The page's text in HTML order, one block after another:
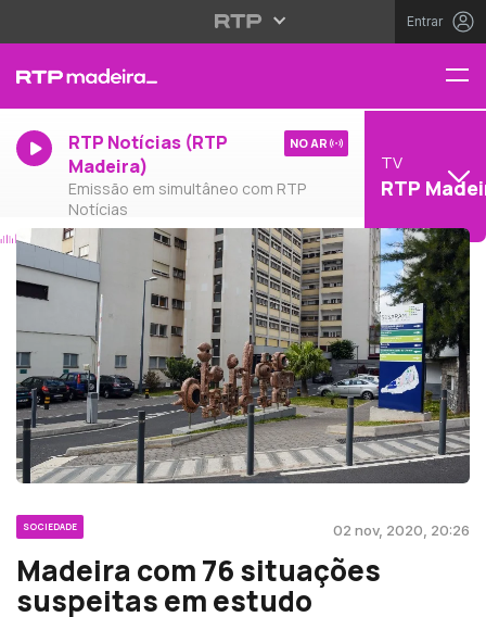
Entrar
RTP Notícias (RTP
Madeira)
Emissão em simultâneo com RTP
Notícias
NO AR
TV
RTP
SOCIEDADE 02 nov, 2020, 20:26
Madeira com 76 situações
suspeitas em estudo